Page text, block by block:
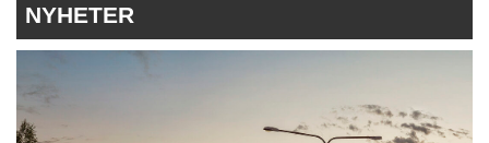
NYHETER